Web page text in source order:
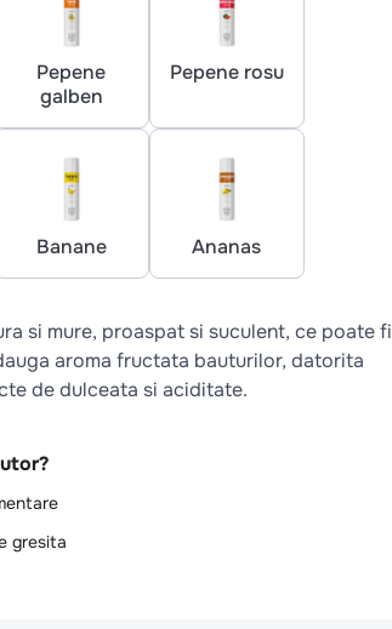
Pepene
galben
Pepene rosu
Banane Ananas
si mure, proaspat si suculent, ce poate fi
aroma fructata bauturilor, datorita
de dulceata si aciditate.
gresita